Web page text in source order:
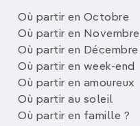
Où partir en Octobre
Où partir en Novembre
Où partir en Décembre
Où partir en week-end
Où partir en amoureux
Où partir au soleil
Où partir en famille ?